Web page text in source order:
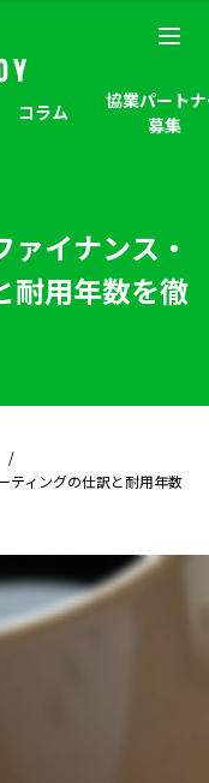
コラム
協業パート
募集
イナンス・
耐用年数を徹
ティングの仕訳と耐用年数